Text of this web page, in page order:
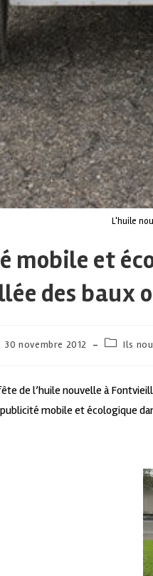
L'huile
mobile et
des baux
30 novembre 2012 Ils
de l’huile nouvelle à
mobile et écologique